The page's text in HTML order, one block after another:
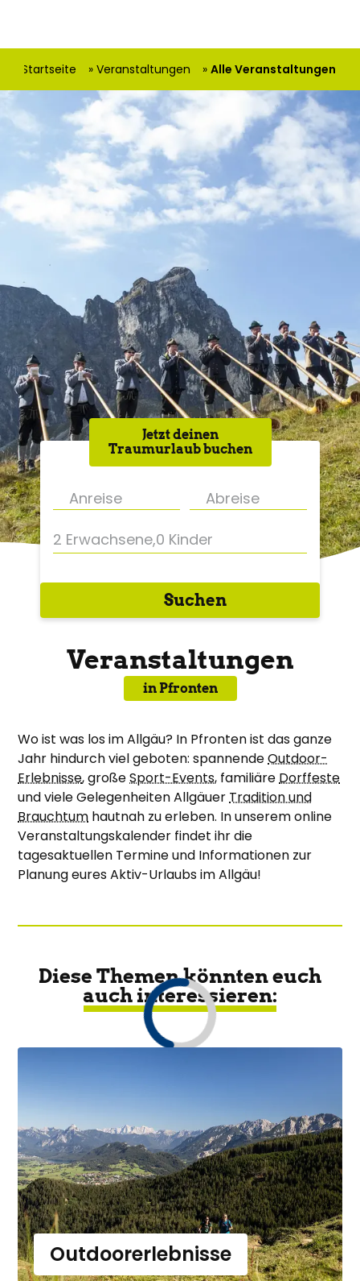
Startseite Veranstaltungen Alle Veranstaltungen
Jetzt deinen
Traumurlaub buchen
2 Erwachsene,0 Kinder
Suchen
Veranstaltungen
in Pfronten
Wo ist was los im Allgäu? In Pfronten ist das ganze
Jahr hindurch viel geboten: spannendeOutdoor-
Erlebnisse, großeSport-Events, familiäreDorffeste
und viele Gelegenheiten AllgäuerTradition und
Brauchtum hautnah zu erleben. In unserem online
Veranstaltungskalender findet ihr die
tagesaktuellen Termine und Informationen zur
Planung eures Aktiv-Urlaubs im Allgäu!
Diese Themen könnten euch
auch interessieren:
Outdoorerlebnisse